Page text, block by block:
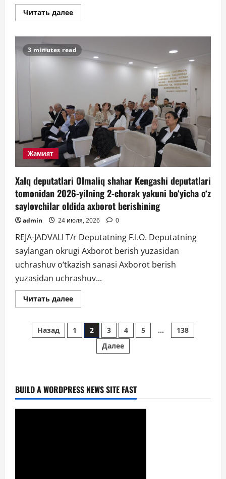
Читать далееПрочитать
больше
ШАФФОФЛИК
ТАЪМИНЛАНАДИМИ?
3 minutes read
Жамият
Xalq deputatlari Olmaliq shahar Kengashi deputatlari
tomonidan 2026-yilning 2-chorak yakuni bo‘yicha o‘z
saylovchilar oldida axborot berishining
admin 24 июля, 2026 0
REJA-JADVALI T/r Deputatning F.I.O. Deputatning
saylangan okrugi Axborot berish yuzasidan
uchrashuv o‘tkazish sanasi Axborot berish
yuzasidan uchrashuv...
Читать далееПрочитать
больше
deputatlari
Olmaliq
shahar
Kengashi
deputatlari
chorak
yakuni
o‘z
Пагинация
Назад 1 2 3 4 5 …
138
Далее
BUILD A WORDPRESS NEWS SITE FAST